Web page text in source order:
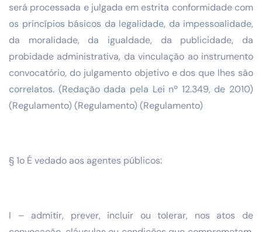
será processada e julgada em estrita conformidade com
os princípios básicos da legalidade, da impessoalidade,
da moralidade, da igualdade, da publicidade, da
probidade administrativa, da vinculação ao instrumento
convocatório, do julgamento objetivo e dos que lhes são
correlatos. (Redação dada pela Lei nº 12.349, de 2010)
(Regulamento) (Regulamento) (Regulamento)
§ 1o É vedado aos agentes públicos:
I – admitir, prever, incluir ou tolerar, nos atos de